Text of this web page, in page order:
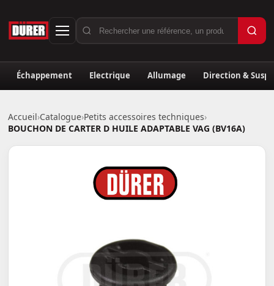
Échappement Electrique Allumage Direction &
Accueil›Catalogue›Petits accessoires techniques›
BOUCHON DE CARTER D HUILE ADAPTABLE VAG (BV16A)